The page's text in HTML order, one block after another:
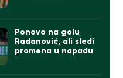
Ponovo na golu
Radanović, ali sledi
promena u napadu